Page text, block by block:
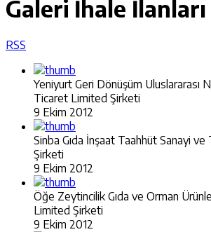
Galeri İhale İlanları
RSS
Yeniyurt Geri Dönüşüm Uluslararası
Ticaret Limited Şirketi
9 Ekim 2012
Sinba Gıda İnşaat Taahhüt Sanayi
Şirketi
9 Ekim 2012
Öğe Zeytincilik Gıda ve Orman
Limited Şirketi
9 Ekim 2012